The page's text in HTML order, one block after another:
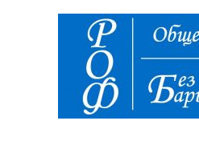
содержимому